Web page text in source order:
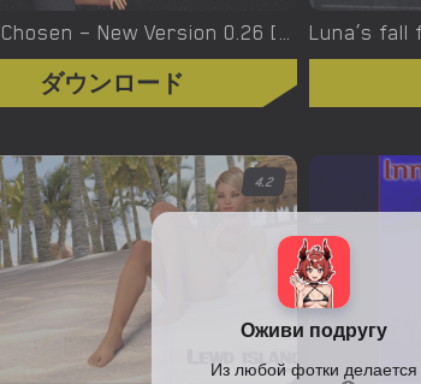
Lunars Chosen – New Version 0.26 [PTGames]
ダウンロード
4.2